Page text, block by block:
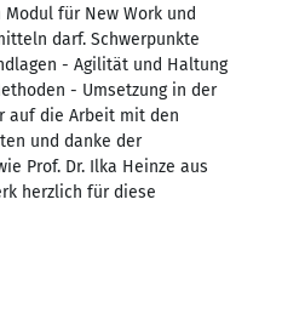
für New Work und
darf. Schwerpunkte
- Agilität und Haltung
- Umsetzung in der
auf die Arbeit mit den
und danke der
Prof. Dr. Ilka Heinze aus
herzlich für diese